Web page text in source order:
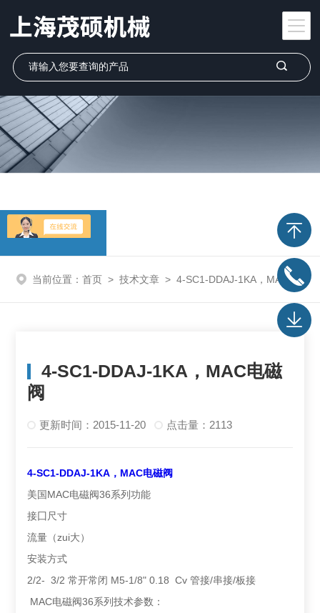
技术文章
当前位置： 首页 > 技术文章 > 4-SC1-DDAJ-1KA，MAC电磁阀
4-SC1-DDAJ-1KA，MAC电磁
阀
更新时间：2015-11-20 点击量：2113
4-SC1-DDAJ-1KA，MAC电磁阀
美国MAC电磁阀36系列功能
接囗尺寸
流量（zui大）
安装方式
2/2- 3/2 常开常闭 M5-1/8" 0.18 Cv 管接/串接/板接
MAC电磁阀36系列技术参数：